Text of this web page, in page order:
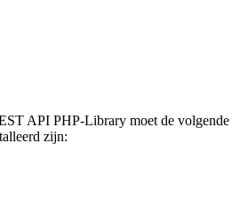
API PHP-Library moet de volgende
zijn: